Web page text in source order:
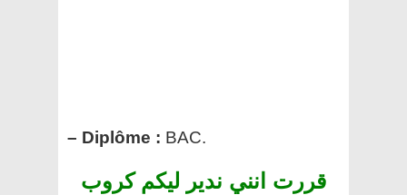
– Diplôme : BAC.
قررت انني ندير ليكم كروب